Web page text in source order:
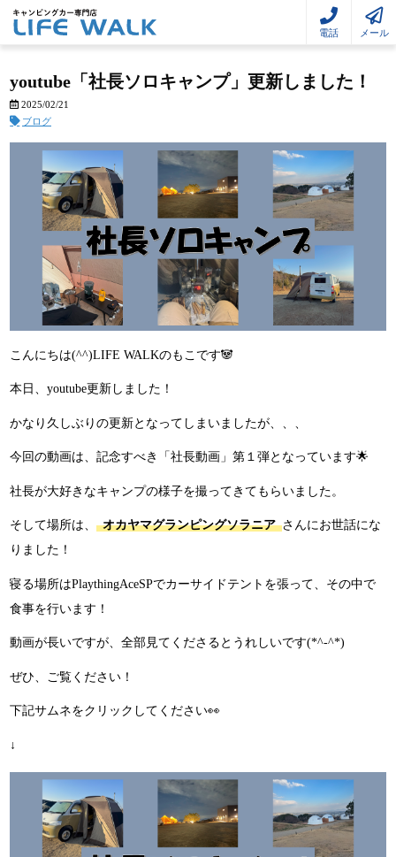
電話 メール
youtube「社長ソロキャンプ」更新しました！
2025/02/21
ブログ
こんにちは(^^)LIFE WALKのもこです🐼
本日、youtube更新しました！
かなり久しぶりの更新となってしまいましたが、、、
今回の動画は、記念すべき「社長動画」第１弾となっています🌟
社長が大好きなキャンプの様子を撮ってきてもらいました。
そして場所は、 オカヤマグランピングソラニア さんにお世話にな
りました！
寝る場所はPlaythingAceSPでカーサイドテントを張って、その中で
食事を行います！
動画が長いですが、全部見てくださるとうれしいです(*^-^*)
ぜひ、ご覧ください！
下記サムネをクリックしてください👀
↓